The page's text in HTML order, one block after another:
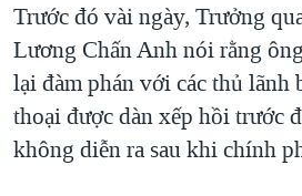
Trước đó vài ngày, Trưởng
Lương Chấn Anh nói rằng
lại đàm phán với các thủ
thoại được dàn xếp hồi trước
không diễn ra sau khi chính